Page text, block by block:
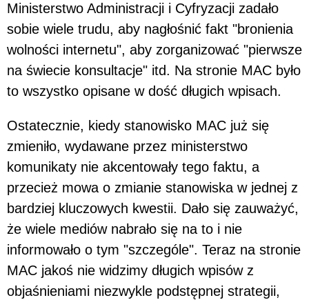
Ministerstwo Administracji i Cyfryzacji zadało
sobie wiele trudu, aby nagłośnić fakt "bronienia
wolności internetu", aby zorganizować "pierwsze
na świecie konsultacje" itd. Na stronie MAC było
to wszystko opisane w dość długich wpisach.
Ostatecznie, kiedy stanowisko MAC już się
zmieniło, wydawane przez ministerstwo
komunikaty nie akcentowały tego faktu, a
przecież mowa o zmianie stanowiska w jednej z
bardziej kluczowych kwestii. Dało się zauważyć,
że wiele mediów nabrało się na to i nie
informowało o tym "szczególe". Teraz na stronie
MAC jakoś nie widzimy długich wpisów z
objaśnieniami niezwykle podstępnej strategii,